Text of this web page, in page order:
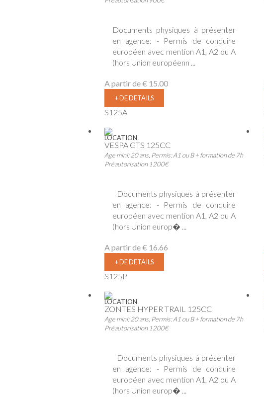
Documents physiques à présenter
en agence: - Permis de conduire
européen avec mention A1, A2 ou A
(hors Union européenn ...
A partir de€ 15.00
+ DE DETAILS
S125A
LOCATION
VESPA GTS 125CC
Age mini: 20 ans, Permis: A1 ou B + formation de 7h
Préautorisation 1200€
Documents physiques à présenter
en agence: - Permis de conduire
européen avec mention A1, A2 ou A
(hors Union europ� ...
A partir de€ 16.66
+ DE DETAILS
S125P
LOCATION
ZONTES HYPER TRAIL 125CC
Age mini: 20 ans, Permis: A1 ou B + formation de 7h
Préautorisation 1200€
Documents physiques à présenter
en agence: - Permis de conduire
européen avec mention A1, A2 ou A
(hors Union europ� ...